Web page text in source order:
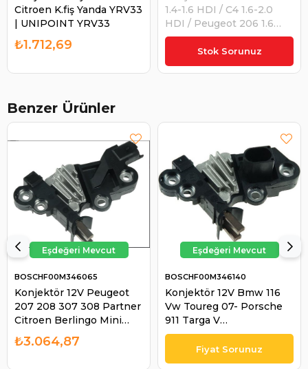
Citroen K.fiş Yanda YRV33
| UNIPOINT YRV33
₺1.712,69 Stok Sorunuz
1.4-1.6 HDI / C4 1.6-2.0
HDI / Peugeot 206 1.6
HDI / 307 1.6-2.0 HDI (L.
Fr) | GENON GNRB011
₺1.458,67
Benzer Ürünler
Konjektör 12V Peugeot
207 208 307 308 Partner
Citroen Berlingo Mini
Cooper 1986AE0037
F00M346065 | BOSCH
BOSCHF00M346065
₺3.064,87
Konjektör 12V Bmw 116
Vw Toureg 07- Porsche
911 Targa V
(997)CARRERA 4 [MA1.02]
08-12 Porsche 911 Targa
V (997) 3.8 Carrera |
BOSCHF00M346140